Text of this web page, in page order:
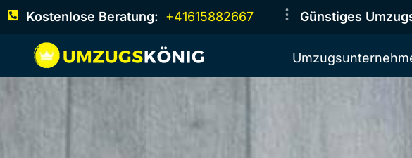
Kostenlose Beratung: +41615882667 Günstiges